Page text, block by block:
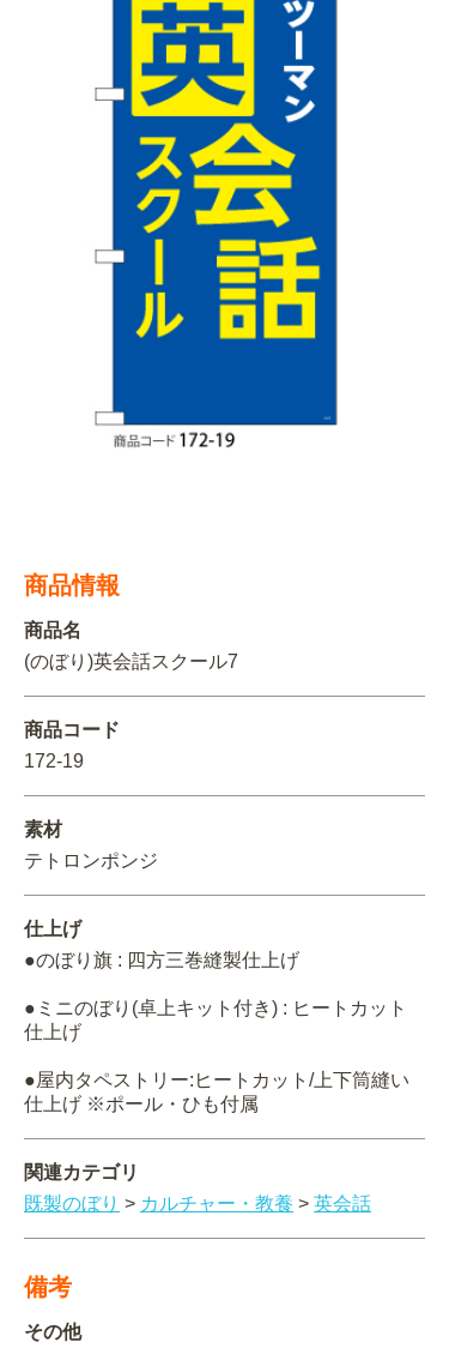
美容・健康
イベント・季節 不動産・建築
カルチャー・教養
車・バイク関連
OTHER ITEMS
関連アイテムを見る
オリジナルオーダー注文方法
料金一覧
お届け納期と配送方法
お支払方法
商品について
お客様の声
よくある質問
オリジナルオーダー制作事例
商品情報
商品名
(のぼり)英会話スクール7
商品コード
172-19
素材
テトロンポンジ
仕上げ
●のぼり旗 : 四方三巻縫製仕上げ
●ミニのぼり(卓上キット付き) : ヒートカット
仕上げ
●屋内タペストリー:ヒートカット/上下筒縫い
仕上げ ※ポール・ひも付属
関連カテゴリ
既製のぼり > カルチャー・教養 > 英会話
備考
その他